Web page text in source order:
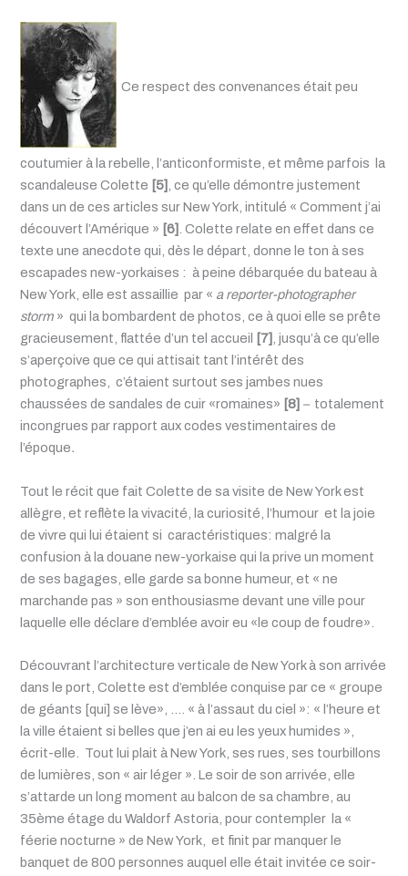
Ce respect des convenances était peu
coutumier à la rebelle, l’anticonformiste, et même parfois la
scandaleuse Colette [5], ce qu’elle démontre justement
dans un de ces articles sur New York, intitulé « Comment j’ai
découvert l’Amérique » [6]. Colette relate en effet dans ce
texte une anecdote qui, dès le départ, donne le ton à ses
escapades new-yorkaises : à peine débarquée du bateau à
New York, elle est assaillie par « a reporter-photographer
storm » qui la bombardent de photos, ce à quoi elle se prête
gracieusement, flattée d’un tel accueil
[7], jusqu’à ce qu’elle
s’aperçoive que ce qui attisait tant l’intérêt des
photographes, c’étaient surtout ses jambes nues
chaussées de sandales de cuir «romaines» [8] – totalement
incongrues par rapport aux codes vestimentaires de
l’époque.
Tout le récit que fait Colette de sa visite de New York est
allègre, et reflète la vivacité, la curiosité, l’humour et la joie
de vivre qui lui étaient si caractéristiques: malgré la
confusion à la douane new-yorkaise qui la prive un moment
de ses bagages, elle garde sa bonne humeur, et « ne
marchande pas » son enthousiasme devant une ville pour
laquelle elle déclare d’emblée avoir eu «le coup de foudre».
Découvrant l’architecture verticale de New York à son arrivée
dans le port, Colette est d’emblée conquise par ce « groupe
de géants [qui] se lève», …. « à l’assaut du ciel »: « l’heure et
la ville étaient si belles que j’en ai eu les yeux humides »,
écrit-elle. Tout lui plait à New York, ses rues, ses tourbillons
de lumières, son « air léger ». Le soir de son arrivée, elle
s’attarde un long moment au balcon de sa chambre, au
35ème étage du Waldorf Astoria, pour contempler la «
féerie nocturne » de New York, et finit par manquer le
banquet de 800 personnes auquel elle était invitée ce soir-